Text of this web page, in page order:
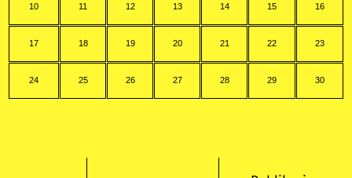
10 11 12 13 14 15 16
17 18 19 20 21 22 23
24 25 26 27 28 29 30